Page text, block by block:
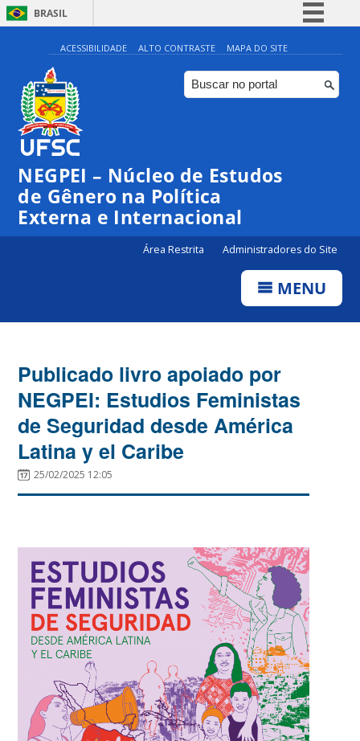
BRASIL
Simplifique!
Comunica BR
Participe
Canais
ACESSIBILIDADE ALTO CONTRASTE MAPA DO SITE
NEGPEI – Núcleo de Estudos
de Gênero na Política
Externa e Internacional
Área Restrita Administradores do Site
MENU
Publicado livro apoiado por
NEGPEI: Estudios Feministas
de Seguridad desde América
Latina y el Caribe
25/02/2025 12:05